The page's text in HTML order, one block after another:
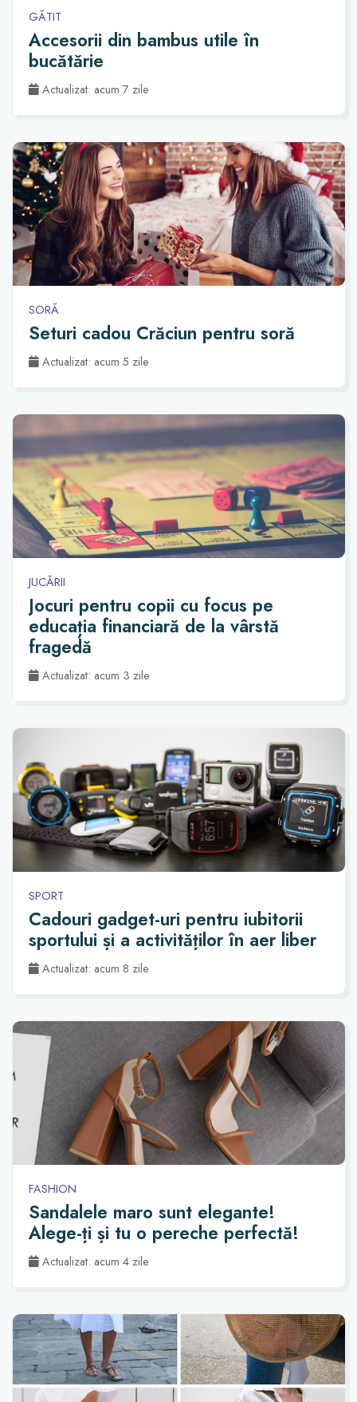
GĂTIT
Accesorii din bambus utile în
bucătărie
Actualizat: acum 7 zile
SORĂ
Seturi cadou Crăciun pentru soră
Actualizat: acum 5 zile
JUCĂRII
Jocuri pentru copii cu focus pe
educația financiară de la vârstă
fragedă
Actualizat: acum 3 zile
SPORT
Cadouri gadget-uri pentru iubitorii
sportului și a activităților în aer liber
Actualizat: acum 8 zile
FASHION
Sandalele maro sunt elegante!
Alege-ți și tu o pereche perfectă!
Actualizat: acum 4 zile